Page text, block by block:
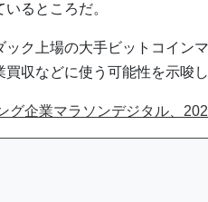
るところだ。
ック上場の大手ビットコイン
収などに使う可能性を示唆し
グ企業マラソンデジタル、